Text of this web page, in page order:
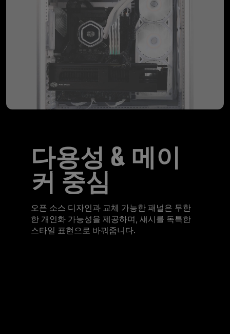
다용성 & 메이
커 중심
오픈 소스 디자인과 교체 가능한 패널은 무한
한 개인화 가능성을 제공하며, 섀시를 독특한
스타일 표현으로 바꿔줍니다.